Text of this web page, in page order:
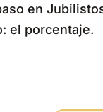
en
el porcentaje.